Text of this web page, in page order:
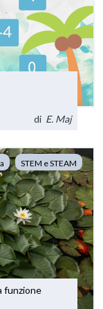
di E. Maj
STEM e STEAM
funzione